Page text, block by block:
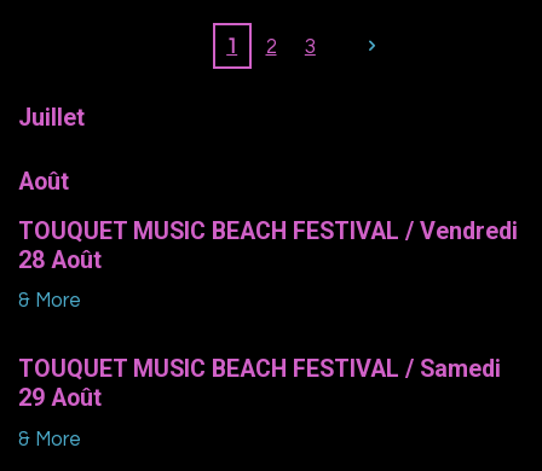
1 2 3
Juillet
Août
TOUQUET MUSIC BEACH FESTIVAL / Vendredi
28 Août
& More
TOUQUET MUSIC BEACH FESTIVAL / Samedi
29 Août
& More